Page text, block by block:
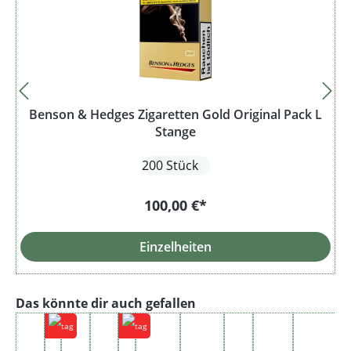
Benson & Hedges Zigaretten Gold Original Pack L
Stange
200 Stück
100,00 €*
Einzelheiten
Produktgalerie überspringen
Das könnte dir auch gefallen